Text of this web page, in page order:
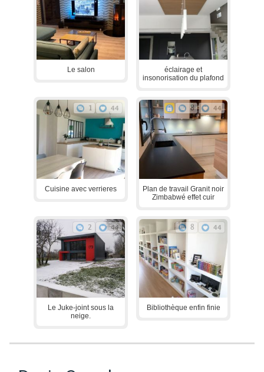
Le salon
éclairage et
insonorisation du plafond
1 44
Cuisine avec verrieres
8 44
Plan de travail Granit noir
Zimbabwé effet cuir
2 44
Le Juke-joint sous la
neige.
8 44
Bibliothèque enfin finie